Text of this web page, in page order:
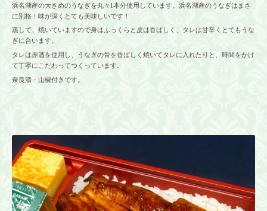
浜名湖産の大きめのうなぎを丸々1本分使用しています。浜名湖産のうなぎはまさ
に別格！味が深くとても美味しいです！
蒸して、焼いていますので身はふっくらと皮は香ばしく、タレは甘辛くとてもうな
ぎに合います。
タレは赤酒を使用し、うなぎの骨を香ばしく焼いてタレに入れたりと、時間をかけ
て丁寧にこだわってつくっています。
奈良漬・山椒付きです。